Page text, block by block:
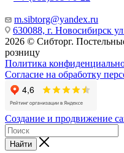
m.sibtorg@yandex.ru
630088, г. Новосибирск
2026 © Сибторг.
розницу
Политика
Согласие на обработку
Создание и продвижение
Найти